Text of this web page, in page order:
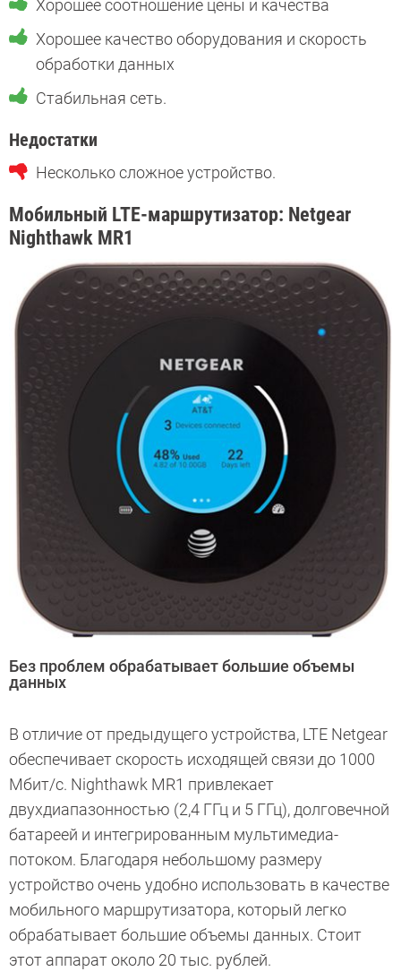
Хорошее соотношение цены и качества
Хорошее качество оборудования и скорость
обработки данных
Стабильная сеть.
Недостатки
Несколько сложное устройство.
Мобильный LTE-маршрутизатор: Netgear
Nighthawk MR1
Без проблем обрабатывает большие объемы
данных
В отличие от предыдущего устройства, LTE Netgear
обеспечивает скорость исходящей связи до 1000
Мбит/с. Nighthawk MR1 привлекает
двухдиапазонностью (2,4 ГГц и 5 ГГц), долговечной
батареей и интегрированным мультимедиа-
потоком. Благодаря небольшому размеру
устройство очень удобно использовать в качестве
мобильного маршрутизатора, который легко
обрабатывает большие объемы данных. Стоит
этот аппарат около 20 тыс. рублей.